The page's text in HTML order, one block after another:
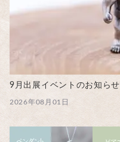
9月出展イベントのお知らせ
2026年08月01日